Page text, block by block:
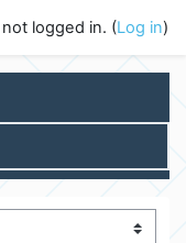
logged in. (Log in)